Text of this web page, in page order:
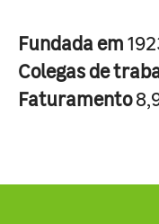
Fundada em
Colegas de
Faturamento